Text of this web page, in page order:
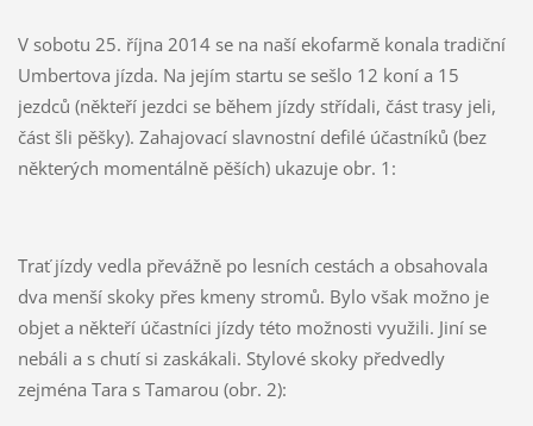
V sobotu 25. října 2014 se na naší ekofarmě konala tradiční
Umbertova jízda. Na jejím startu se sešlo 12 koní a 15
jezdců (někteří jezdci se během jízdy střídali, část trasy jeli,
část šli pěšky). Zahajovací slavnostní defilé účastníků (bez
některých momentálně pěších) ukazuje obr. 1:
Trať jízdy vedla převážně po lesních cestách a obsahovala
dva menší skoky přes kmeny stromů. Bylo však možno je
objet a někteří účastníci jízdy této možnosti využili. Jiní se
nebáli a s chutí si zaskákali. Stylové skoky předvedly
zejména Tara s Tamarou (obr. 2):